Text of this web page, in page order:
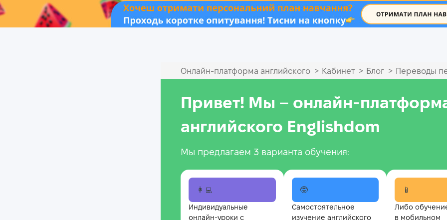
.
Онлайн‑платформа английского > Кабинет > Блог > Переводы
Привет! Мы –
английского Englishdom
Мы предлагаем 3 варианта обучения:
👩‍💻
Индивидуальные
онлайн-уроки с
🤓
Самостоятельное
изучение английского
📱
Либо
в мобильном